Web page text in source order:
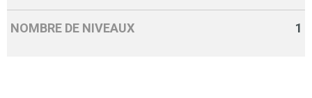
NOMBRE DE NIVEAUX 1